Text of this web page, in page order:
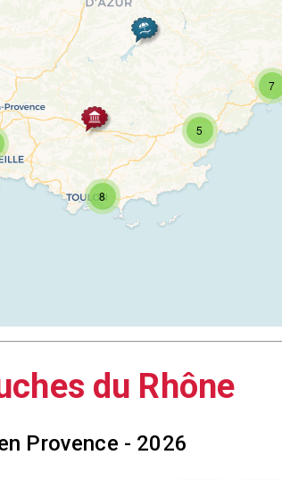
7
5
8
du Rhône
Provence - 2026